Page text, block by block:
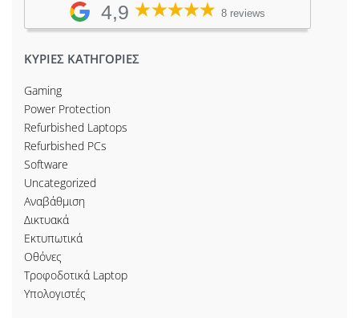
4,9 8 reviews
ΚΥΡΙΕΣ ΚΑΤΗΓΟΡΙΕΣ
Gaming
Power Protection
Refurbished Laptops
Refurbished PCs
Software
Uncategorized
Αναβάθμιση
Δικτυακά
Εκτυπωτικά
Οθόνες
Τροφοδοτικά Laptop
Υπολογιστές